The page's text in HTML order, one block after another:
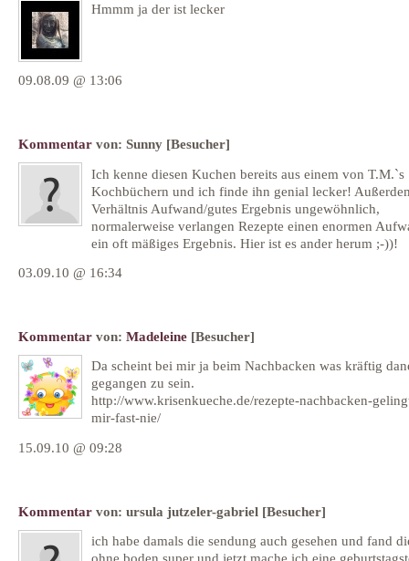
Hmmm ja der ist lecker
09.08.09 @ 13:06
Kommentar von: Sunny [Besucher]
Ich kenne diesen Kuchen bereits aus einem von T.M.`s
Kochbüchern und ich finde ihn genial lecker!
Verhältnis Aufwand/gutes Ergebnis ungewöhnlich,
normalerweise verlangen Rezepte einen enormen
ein oft mäßiges Ergebnis. Hier ist es ander herum ;-))!
03.09.10 @ 16:34
Kommentar von: Madeleine [Besucher]
Da scheint bei mir ja beim Nachbacken was kräftig
gegangen zu sein.
http://www.krisenkueche.de/rezepte-nachbacken-
mir-fast-nie/
15.09.10 @ 09:28
Kommentar von: ursula jutzeler-gabriel [Besucher]
ich habe damals die sendung auch gesehen und fand